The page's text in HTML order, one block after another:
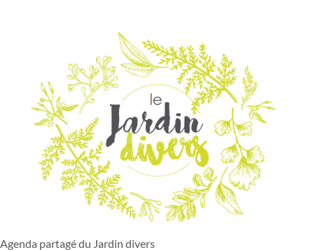
Agenda partagé du Jardin divers